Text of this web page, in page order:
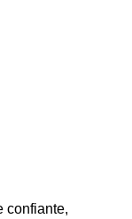
confiante,